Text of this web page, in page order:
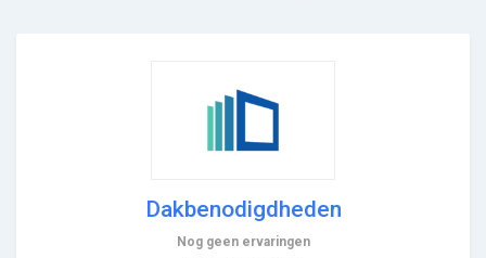
Dakbenodigdheden
Nog geen ervaringen